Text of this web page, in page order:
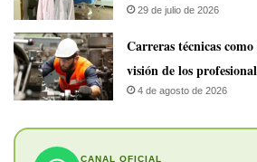
29 de julio de 2026
Carreras técnicas
visión de los
4 de agosto de 2026
CANAL OFICIAL